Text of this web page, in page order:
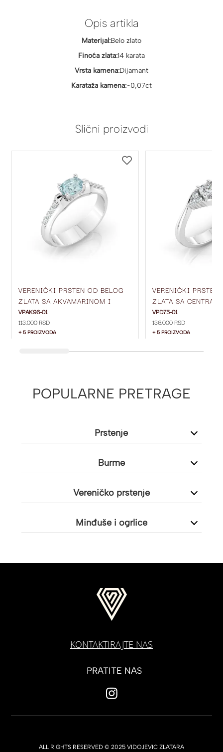
Opis artikla
Materijal:Belo zlato
Finoća zlata:14 karata
Vrsta kamena:Dijamant
Karataža kamena:~0,07ct
Slični proizvodi
VERENIČKI PRSTEN OD BELOG
ZLATA SA AKVAMARINOM I
DIJAMANTIMA SA STRANE
VPAK96-01
VPAK96-01
113.000 RSD
+ 5 PROIZVODA
VERENIČKI PRSTEN
ZLATA SA
DIJAMANTOM I
SA STRANE VPD75-
VPD75-01
136.000 RSD
+ 5 PROIZVODA
POPULARNE PRETRAGE
Prstenje
Burme
Vereničko prstenje
Minđuše i ogrlice
KONTAKTIRAJTE NAS
PRATITE NAS
ALL RIGHTS RESERVED © 2025 VIDOJEVIC ZLATARA